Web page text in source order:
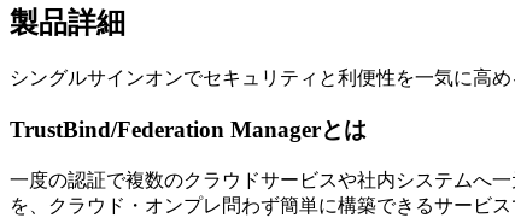
製品詳細
シングルサインオンでセキュリティと利便性を一気に高め
TrustBind/Federation Managerとは
一度の認証で複数のクラウドサービスや社内システムへ
を、クラウド・オンプレ問わず簡単に構築できるサービ